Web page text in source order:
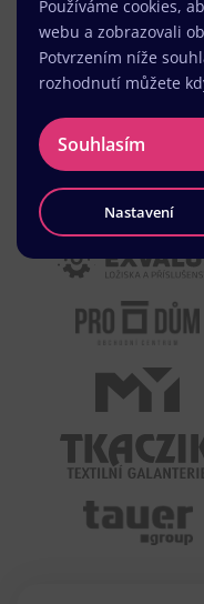
Používáme cookies,
webu a zobrazovali
Potvrzením níže
rozhodnutí můžete
Souhlasím
Nastavení